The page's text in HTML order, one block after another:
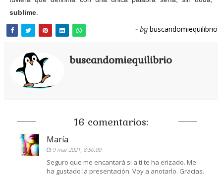
sublime.
- by buscandomiequilibrio
buscandomiequilibrio
16 comentarios:
María
9 mar 2021, 8:50:00
Seguro que me encantará si a ti te ha erizado. Me
ha gustado la presentación. Voy a anotarlo. Gracias.